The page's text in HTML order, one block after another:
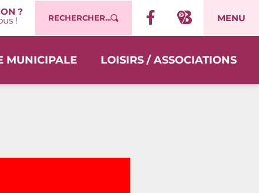
?
! RECHERCHER... MENU
MUNICIPALE LOISIRS / ASSOCIATIONS